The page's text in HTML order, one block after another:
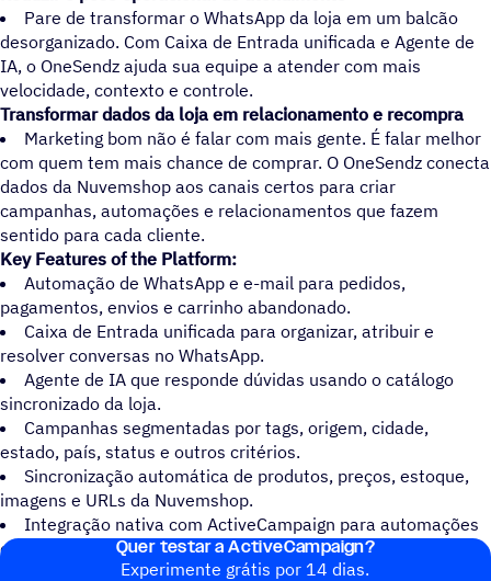
Pare de transformar o WhatsApp da loja em um balcão
desorganizado. Com Caixa de Entrada unificada e Agente de
IA, o OneSendz ajuda sua equipe a atender com mais
velocidade, contexto e controle.
Transformar dados da loja em relacionamento e recompra
Marketing bom não é falar com mais gente. É falar melhor
com quem tem mais chance de comprar. O OneSendz conecta
dados da Nuvemshop aos canais certos para criar
campanhas, automações e relacionamentos que fazem
sentido para cada cliente.
Key Features of the Platform:
Automação de WhatsApp e e-mail para pedidos,
pagamentos, envios e carrinho abandonado.
Caixa de Entrada unificada para organizar, atribuir e
resolver conversas no WhatsApp.
Agente de IA que responde dúvidas usando o catálogo
sincronizado da loja.
Campanhas segmentadas por tags, origem, cidade,
estado, país, status e outros critérios.
Sincronização automática de produtos, preços, estoque,
imagens e URLs da Nuvemshop.
Integração nativa com ActiveCampaign para automações
e relacionamento com dados da loja.
Quer testar a ActiveCampaign?
Experimente grátis por 14 dias.